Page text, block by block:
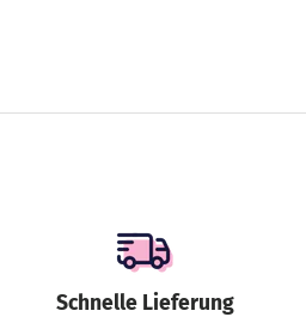
Schnelle Lieferung